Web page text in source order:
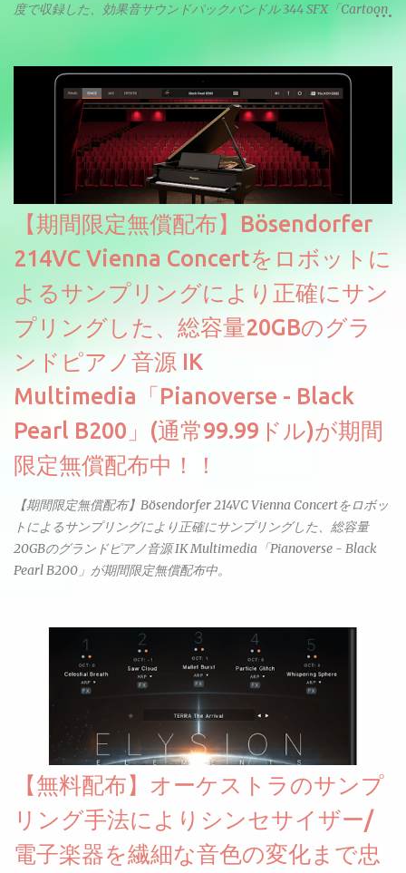
度で収録した、効果音サウンドパックバンドル 344 SFX「Cartoon
【期間限定無償配布】Bösendorfer
214VC Vienna Concertをロボットに
よるサンプリングにより正確にサン
プリングした、総容量20GBのグラ
ンドピアノ音源 IK
Multimedia「Pianoverse - Black
Pearl B200」(通常99.99ドル)が期間
限定無償配布中！！
【期間限定無償配布】Bösendorfer 214VC Vienna Concertをロボッ
トによるサンプリングにより正確にサンプリングした、総容量
20GBのグランドピアノ音源 IK Multimedia「Pianoverse - Black
Pearl B200」が期間限定無償配布中。
【無料配布】オーケストラのサンプ
リング手法によりシンセサイザー/
電子楽器を繊細な音色の変化まで忠